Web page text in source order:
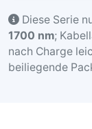
Diese Serie
1700 nm;
nach Charge
beiliegende